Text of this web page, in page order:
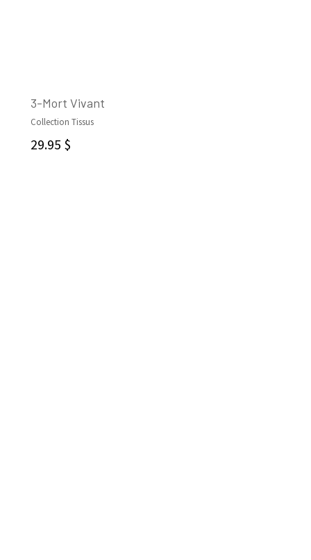
3-Mort Vivant
Collection Tissus
29.95 $